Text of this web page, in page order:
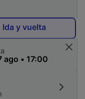
Ida y vuelta